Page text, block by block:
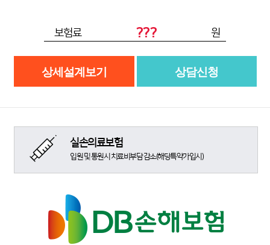
보험료 ??? 원
상세설계보기 상담신청
실손의료보험
입원 및 통원시 치료비부담 감소(해당특약가입시)